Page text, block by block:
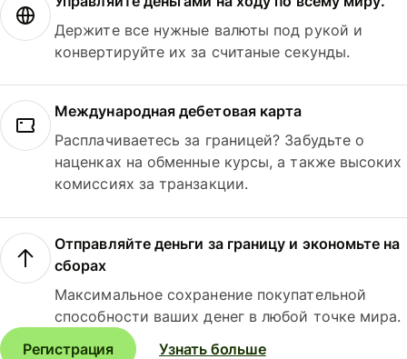
Держите все нужные валюты под рукой и
конвертируйте их за считаные секунды.
Международная дебетовая карта
Расплачиваетесь за границей? Забудьте о
наценках на обменные курсы, а также высоких
комиссиях за транзакции.
Отправляйте деньги за границу и экономьте на
сборах
Максимальное сохранение покупательной
способности ваших денег в любой точке мира.
Регистрация
Узнать больше